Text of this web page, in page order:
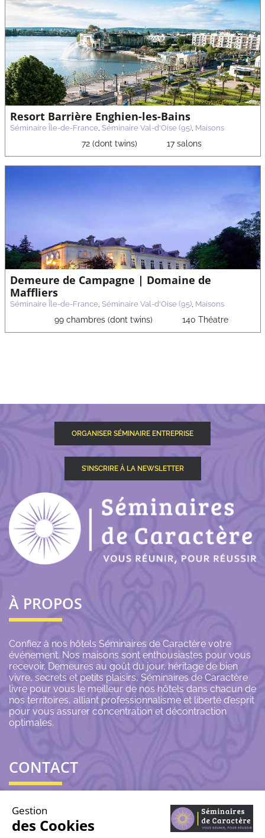
Resort Barrière Enghien-les-Bains
Séminaire Île-de-France, Séminaire Val-d'Oise (95), Maisons
72 (dont twins) 17 salons
Demeure de Campagne | Domaine de
Maffliers
Séminaire Île-de-France, Séminaire Val-d'Oise (95), Maisons
99 chambres (dont twins) 140 Théatre
ORGANISER SÉMINAIRE ENTREPRISE
S’INSCRIRE À LA NEWSLETTER
À PROPOS
Confiez à nos hôtels Séminaires de Caractère votre
événement. Nos maisons sont enthousiastes pour vous
recevoir. Demeures au goût du jour, héritage de bien
vivre, secrets et petits plaisirs, Séminaires de Caractère
livre pour vous le meilleur de nos hôtels dans chacun de
nos territoires, alliant professionnalisme et liberté d’esprit
pour vous assurer concentration et décontraction
optimales.
CONTACT
06 43 69 79 72
contact@seminairesdecaractere.fr
Gestion
des Cookies